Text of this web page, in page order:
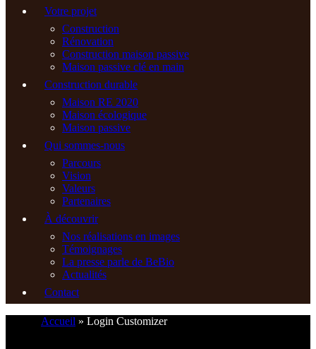
Votre projet
Construction
Rénovation
Construction maison passive
Maison passive clé en main
Construction durable
Maison RE 2020
Maison écologique
Maison passive
Qui sommes-nous
Parcours
Vision
Valeurs
Partenaires
À découvrir
Nos réalisations en images
Témoignages
La presse parle de BeBio
Actualités
Contact
Accueil » Login Customizer